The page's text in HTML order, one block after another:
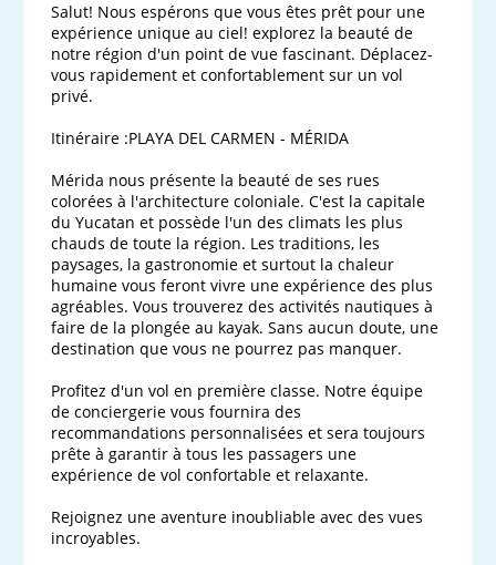
Salut! Nous espérons que vous êtes prêt pour une
expérience unique au ciel! explorez la beauté de
notre région d'un point de vue fascinant. Déplacez-
vous rapidement et confortablement sur un vol
privé.
Itinéraire :PLAYA DEL CARMEN - MÉRIDA
Mérida nous présente la beauté de ses rues
colorées à l'architecture coloniale. C'est la capitale
du Yucatan et possède l'un des climats les plus
chauds de toute la région. Les traditions, les
paysages, la gastronomie et surtout la chaleur
humaine vous feront vivre une expérience des plus
agréables. Vous trouverez des activités nautiques à
faire de la plongée au kayak. Sans aucun doute, une
destination que vous ne pourrez pas manquer.
Profitez d'un vol en première classe. Notre équipe
de conciergerie vous fournira des
recommandations personnalisées et sera toujours
prête à garantir à tous les passagers une
expérience de vol confortable et relaxante.
Rejoignez une aventure inoubliable avec des vues
incroyables.